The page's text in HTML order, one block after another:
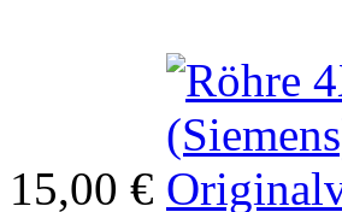
15,00 €